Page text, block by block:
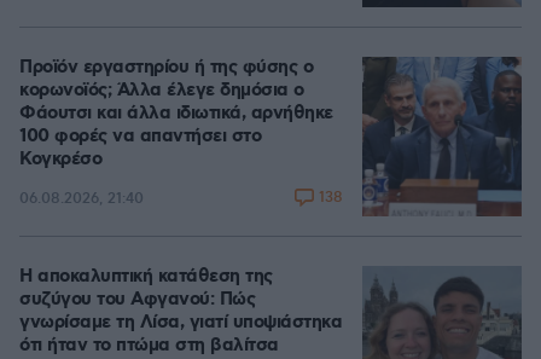
Προϊόν εργαστηρίου ή της φύσης ο
κορωνοϊός; Άλλα έλεγε δημόσια ο
Φάουτσι και άλλα ιδιωτικά, αρνήθηκε
100 φορές να απαντήσει στο
Κογκρέσο
06.08.2026, 21:40 138
Η αποκαλυπτική κατάθεση της
συζύγου του Αφγανού: Πώς
γνωρίσαμε τη Λίσα, γιατί υποψιάστηκα
ότι ήταν το πτώμα στη βαλίτσα